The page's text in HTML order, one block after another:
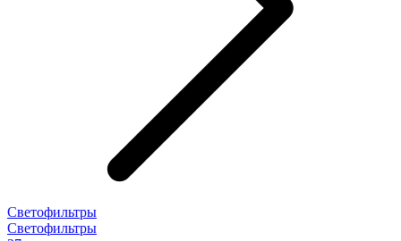
Светофильтры
Светофильтры